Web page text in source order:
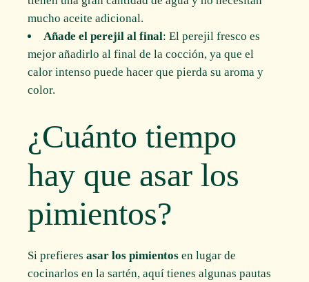
mucho aceite adicional.
Añade el perejil al final: El perejil fresco es
mejor añadirlo al final de la cocción, ya que el
calor intenso puede hacer que pierda su aroma y
color.
¿Cuánto tiempo
hay que asar los
pimientos?
Si prefieresasar los pimientos en lugar de
cocinarlos en la sartén, aquí tienes algunas pautas